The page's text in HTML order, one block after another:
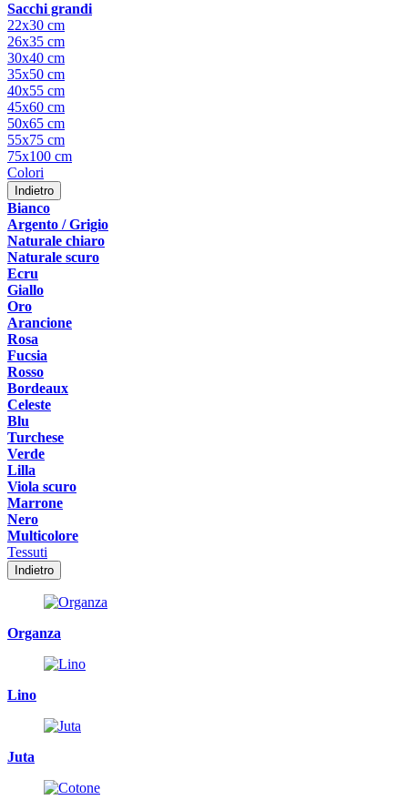
Sacchi grandi
22x30 cm
26x35 cm
30x40 cm
35x50 cm
40x55 cm
45x60 cm
50x65 cm
55x75 cm
75x100 cm
Colori
Indietro
Bianco
Argento / Grigio
Naturale chiaro
Naturale scuro
Ecru
Giallo
Oro
Arancione
Rosa
Fucsia
Rosso
Bordeaux
Celeste
Blu
Turchese
Verde
Lilla
Viola scuro
Marrone
Nero
Multicolore
Tessuti
Indietro
Organza
Lino
Juta